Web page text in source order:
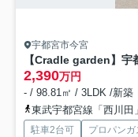
宇都宮市今宮
【Cradle garden】宇
2,390万円
- / 98.81㎡ / 3LDK /新築
東武宇都宮線「西川田
駐車2台可 プロパンガ